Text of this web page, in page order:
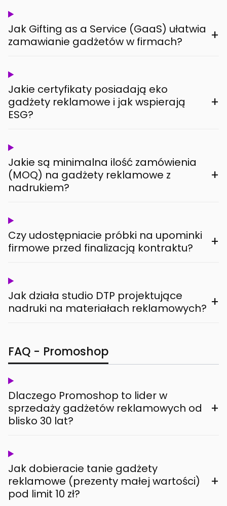
Jak Gifting as a Service (GaaS) ułatwia
zamawianie gadżetów w firmach?
+
Jakie certyfikaty posiadają eko
gadżety reklamowe i jak wspierają
ESG?
+
Jakie są minimalna ilość zamówienia
(MOQ) na gadżety reklamowe z
nadrukiem?
+
Czy udostępniacie próbki na upominki
firmowe przed finalizacją kontraktu?
+
Jak działa studio DTP projektujące
nadruki na materiałach reklamowych? +
FAQ - Promoshop
Dlaczego Promoshop to lider w
sprzedaży gadżetów reklamowych od
blisko 30 lat?
+
Jak dobieracie tanie gadżety
reklamowe (prezenty małej wartości)
pod limit 10 zł?
+